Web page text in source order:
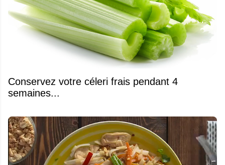
Conservez votre céleri frais pendant 4
semaines...